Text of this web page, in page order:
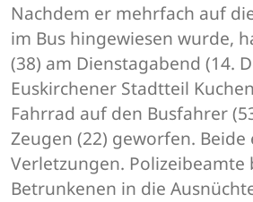
Nachdem er mehrfach auf
im Bus hingewiesen wurde,
(38) am Dienstagabend (14.
Euskirchener Stadtteil
Fahrrad auf den Busfahrer
Zeugen (22) geworfen.
Verletzungen. Polizeibeamte
Betrunkenen in die